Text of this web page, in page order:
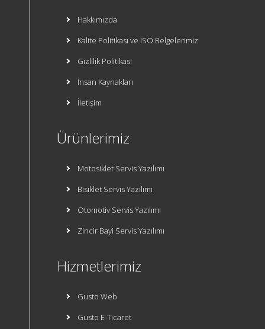
Hakkımızda
Kalite Politikası ve ISO Belgelerimiz
Gizlilik Politikası
İnsan Kaynakları
İletişim
Ürünlerimiz
Motosiklet Servis Yazılımı
Bisiklet Servis Yazılımı
Otomotiv Servis Yazılımı
Zincir Bayi Servis Yazılımı
Hizmetlerimiz
Gusto Web
Gusto E-Ticaret